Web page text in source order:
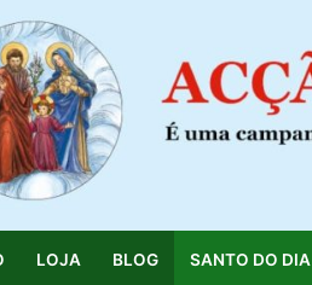
LOJA BLOG SANTO DO DIA